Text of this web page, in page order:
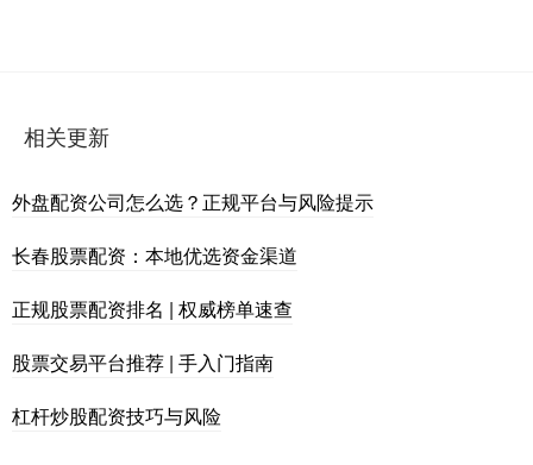
相关更新
外盘配资公司怎么选？正规平台与风险提示
长春股票配资：本地优选资金渠道
正规股票配资排名 | 权威榜单速查
股票交易平台推荐 | 手入门指南
杠杆炒股配资技巧与风险